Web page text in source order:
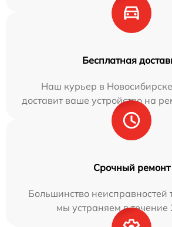
Бесплатная
Наш курьер в
доставит ваше устройство на
Срочный ремонт
Большинство неисправностей
мы устраняем в течение